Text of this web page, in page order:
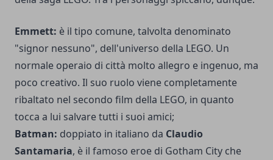
Emmett: è il tipo comune, talvolta denominato
"signor nessuno", dell'universo della LEGO. Un
normale operaio di città molto allegro e ingenuo, ma
poco creativo. Il suo ruolo viene completamente
ribaltato nel secondo film della LEGO, in quanto
tocca a lui salvare tutti i suoi amici;
Batman: doppiato in italiano da Claudio
Santamaria, è il famoso eroe di Gotham City che